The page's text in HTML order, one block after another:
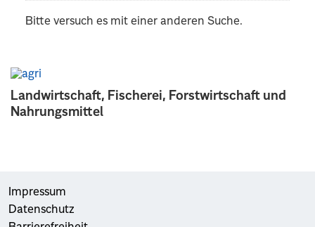
Landwirtschaft, Fischerei, Forstwirtschaft und
Nahrungsmittel
Bitte versuch es mit einer anderen Suche.
Impressum
Datenschutz